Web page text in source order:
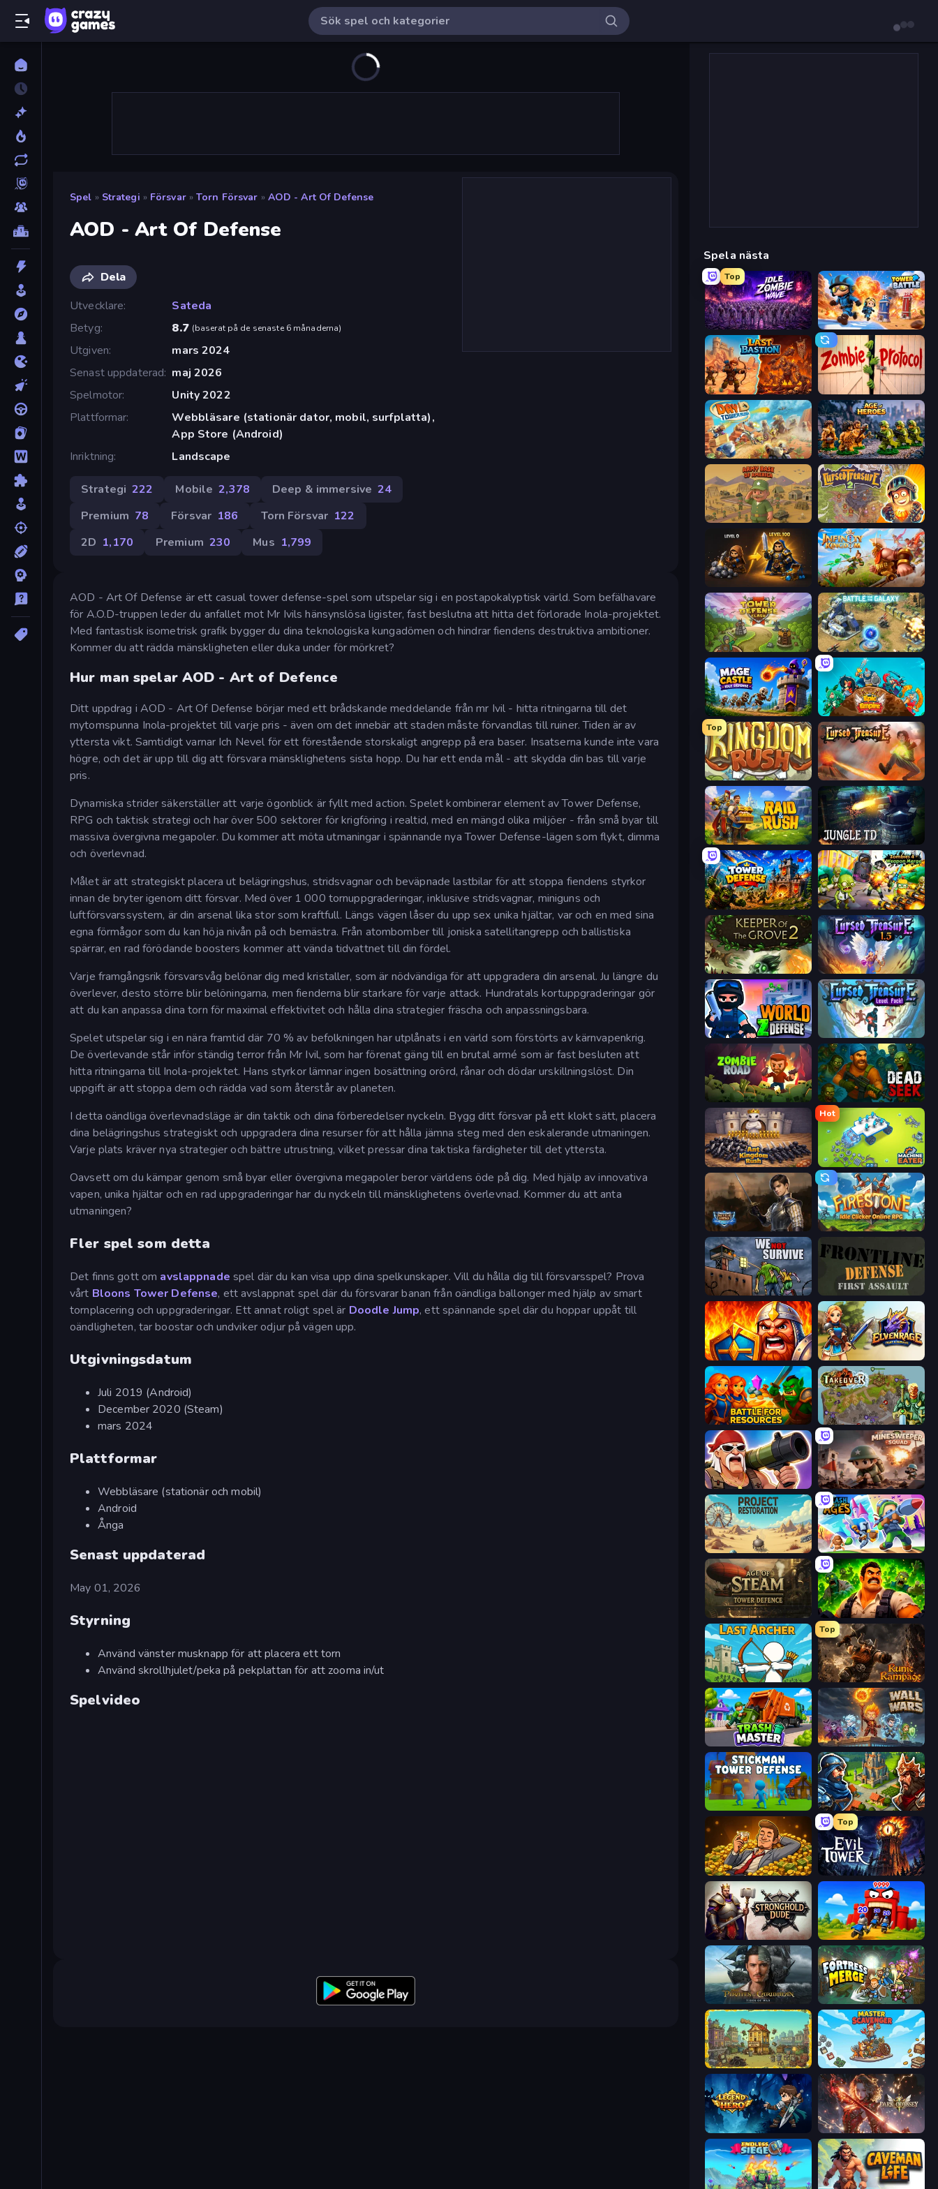
Spel » Strategi » Försvar » Torn Försvar » AOD - Art Of Defense
AOD - Art Of Defense
Dela
Utvecklare
Sateda
Betyg
8.7 (baserat på de senaste 6 månaderna)
Utgiven
mars 2024
Senast uppdaterad maj 2026
Spelmotor
Unity 2022
Plattformar
Webbläsare (stationär dator, mobil, surfplatta),
App Store (Android)
Inriktning
Landscape
Strategi 222 Mobile 2,378 Deep & immersive 24
Premium 78 Försvar 186 Torn Försvar 122
2D 1,170 Premium 230 Mus 1,799
AOD - Art Of Defense är ett casual tower defense-spel som utspelar sig i en postapokalyptisk värld. Som befälhavare
för A.O.D-truppen leder du anfallet mot Mr Ivils hänsynslösa ligister, fast beslutna att hitta det förlorade Inola-projektet.
Med fantastisk isometrisk grafik bygger du dina teknologiska kungadömen och hindrar fiendens destruktiva ambitioner.
Kommer du att rädda mänskligheten eller duka under för mörkret?
Hur man spelar AOD - Art of Defence
Ditt uppdrag i AOD - Art Of Defense börjar med ett brådskande meddelande från mr Ivil - hitta ritningarna till det
mytomspunna Inola-projektet till varje pris - även om det innebär att staden måste förvandlas till ruiner. Tiden är av
yttersta vikt. Samtidigt varnar Ich Nevel för ett förestående storskaligt angrepp på era baser. Insatserna kunde inte vara
högre, och det är upp till dig att försvara mänsklighetens sista hopp. Du har ett enda mål - att skydda din bas till varje
pris.
Dynamiska strider säkerställer att varje ögonblick är fyllt med action. Spelet kombinerar element av Tower Defense,
RPG och taktisk strategi och har över 500 sektorer för krigföring i realtid, med en mängd olika miljöer - från små byar till
massiva övergivna megapoler. Du kommer att möta utmaningar i spännande nya Tower Defense-lägen som flykt, dimma
och överlevnad.
Målet är att strategiskt placera ut belägringshus, stridsvagnar och beväpnade lastbilar för att stoppa fiendens styrkor
innan de bryter igenom ditt försvar. Med över 1 000 tornuppgraderingar, inklusive stridsvagnar, miniguns och
luftförsvarssystem, är din arsenal lika stor som kraftfull. Längs vägen låser du upp sex unika hjältar, var och en med sina
egna förmågor som du kan höja nivån på och bemästra. Från atombomber till joniska satellitangrepp och ballistiska
spärrar, en rad förödande boosters kommer att vända tidvattnet till din fördel.
Varje framgångsrik försvarsvåg belönar dig med kristaller, som är nödvändiga för att uppgradera din arsenal. Ju längre du
överlever, desto större blir belöningarna, men fienderna blir starkare för varje attack. Hundratals kortuppgraderingar gör
att du kan anpassa dina torn för maximal effektivitet och hålla dina strategier fräscha och anpassningsbara.
Spelet utspelar sig i en nära framtid där 70 % av befolkningen har utplånats i en värld som förstörts av kärnvapenkrig.
De överlevande står inför ständig terror från Mr Ivil, som har förenat gäng till en brutal armé som är fast besluten att
hitta ritningarna till Inola-projektet. Hans styrkor lämnar ingen bosättning orörd, rånar och dödar urskillningslöst. Din
uppgift är att stoppa dem och rädda vad som återstår av planeten.
I detta oändliga överlevnadsläge är din taktik och dina förberedelser nyckeln. Bygg ditt försvar på ett klokt sätt, placera
dina belägringshus strategiskt och uppgradera dina resurser för att hålla jämna steg med den eskalerande utmaningen.
Varje plats kräver nya strategier och bättre utrustning, vilket pressar dina taktiska färdigheter till det yttersta.
Oavsett om du kämpar genom små byar eller övergivna megapoler beror världens öde på dig. Med hjälp av innovativa
vapen, unika hjältar och en rad uppgraderingar har du nyckeln till mänsklighetens överlevnad. Kommer du att anta
utmaningen?
Fler spel som detta
Det finns gott om avslappnade spel där du kan visa upp dina spelkunskaper. Vill du hålla dig till försvarsspel? Prova
vårt Bloons Tower Defense, ett avslappnat spel där du försvarar banan från oändliga ballonger med hjälp av smart
tornplacering och uppgraderingar. Ett annat roligt spel är Doodle Jump, ett spännande spel där du hoppar uppåt till
oändligheten, tar boostar och undviker odjur på vägen upp.
Utgivningsdatum
Juli 2019 (Android)
December 2020 (Steam)
mars 2024
Plattformar
Webbläsare (stationär och mobil)
Android
Ånga
Senast uppdaterad
May 01, 2026
Styrning
Använd vänster musknapp för att placera ett torn
Använd skrollhjulet/peka på pekplattan för att zooma in/ut
Spelvideo
Spela nästa
Top
Idle Zombie Wave: Survivors Tower Battle
Last Bastion Zombie Protocol
Day D Tower Rush Age of Heroes
Army Base Of America Cursed Treasure 2
Gothic Story RPG Infinity Kingdom
Tower Defense Clash Battle for the Galaxy
Mage Castle Idle Defense Epic Empire: Tower Defense
Top
Kingdom Rush Cursed Treasure
Raid & Rush Jungle TD
Tower Defense Zombies 4 Weapon Merge
Keeper of the Grove 2 Cursed Treasure 1.5
World Z Defense - Zombie Defense Cursed Treasure Level Pack
Zombie Road Dead Seek
Ant Kingdom Rush
Hot
Machine Eater
Battle Arena Firestone – Idle Clicker Online RPG
We Not Survive Frontline Defense
WarLink: Crown & Clash Elvenrage
Battle for Resources Takeover
Survival Ops Minesweeper Squad
Project Restoration Clash of Ages
Age of Steam Tower Defence Zombie Lab Escape
Last Archer
Top
Runic Rampage
Trash Master Wall Wars
Your Majesty - Build & Conquer
Idle Billionaire Tycoon
Top
Evil Tower
Stronghold Dude TimeWarriors
Fortress Merge
The Garbaggio Hotel Master Scavenger
Legend of Hero Dark Odyssey